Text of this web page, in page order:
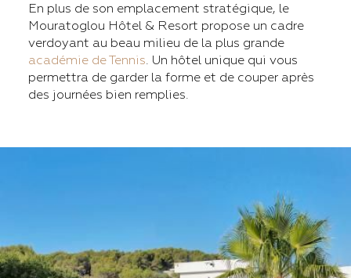
En plus de son emplacement stratégique, le
Mouratoglou Hôtel & Resort propose un cadre
verdoyant au beau milieu de la plus grande
académie de Tennis. Un hôtel unique qui vous
permettra de garder la forme et de couper après
des journées bien remplies.